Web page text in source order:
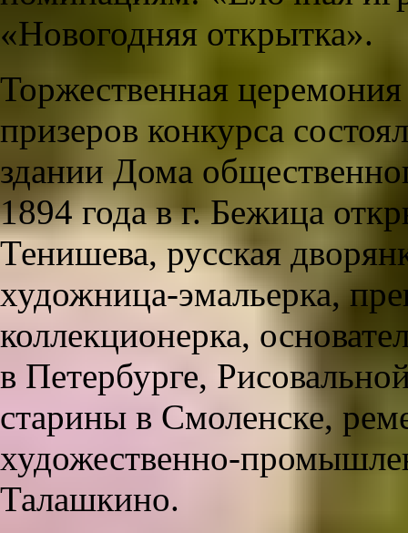
«Новогодняя открытка».
Торжественная
призеров конкурса
здании Дома
1894 года в г. Бежица
Тенишева, русская
художница-эмальерка,
коллекционерка,
в Петербурге,
старины в Смоленске,
художественно-
Талашкино.